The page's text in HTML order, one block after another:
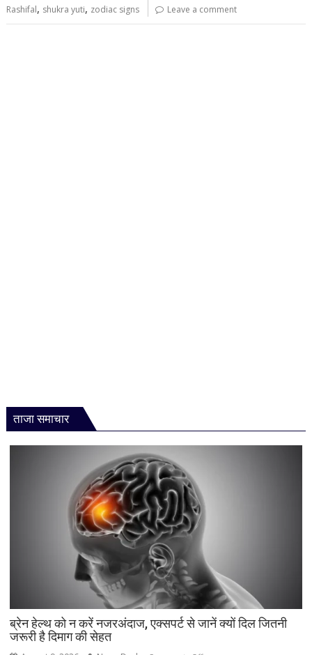
Rashifal, shukra yuti, zodiac signs Leave a comment
ताजा समाचार
ब्रेन हेल्थ को न करें नजरअंदाज, एक्सपर्ट से जानें क्यों दिल जितनी
जरूरी है दिमाग की सेहत